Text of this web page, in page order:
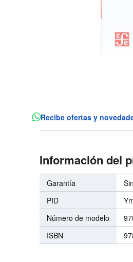
Recibe ofertas y
Información del
Garantía
PID
Número de modelo
ISBN